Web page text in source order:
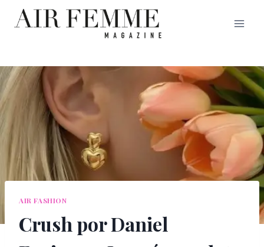
Saltar
AIR FASHION
Crush por Daniel